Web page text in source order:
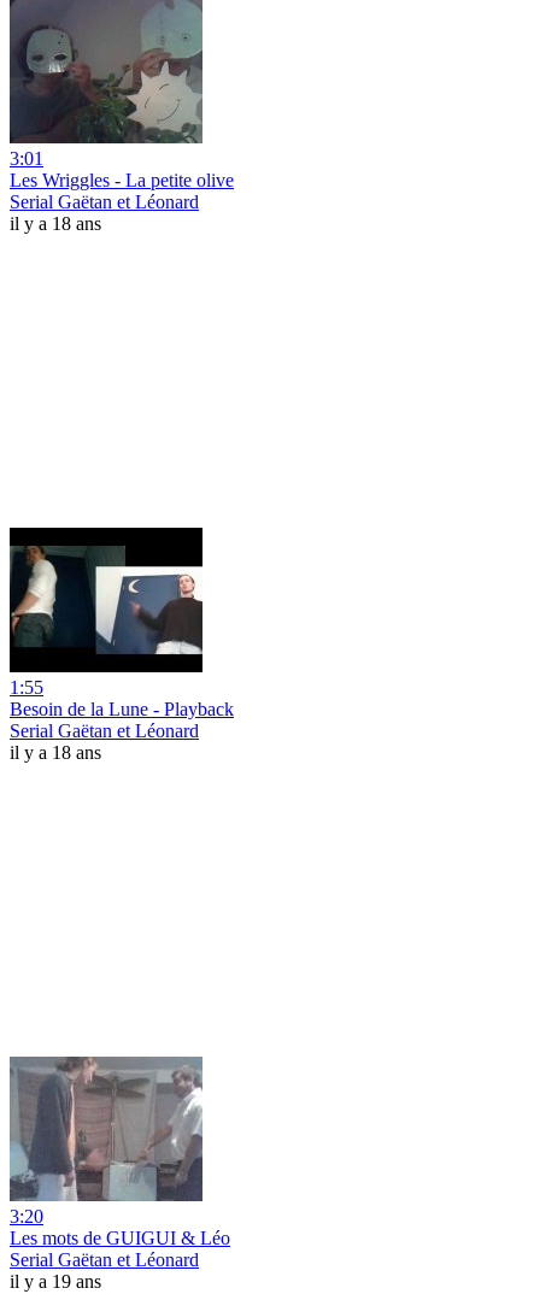
3:01
Les Wriggles - La petite olive
Serial Gaëtan et Léonard
il y a 18 ans
1:55
Besoin de la Lune - Playback
Serial Gaëtan et Léonard
il y a 18 ans
3:20
Les mots de GUIGUI & Léo
Serial Gaëtan et Léonard
il y a 19 ans